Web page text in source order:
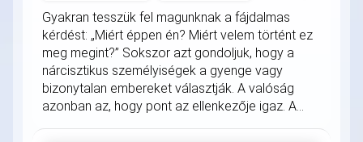
Gyakran tesszük fel magunknak a fájdalmas
kérdést: „Miért éppen én? Miért velem történt ez
meg megint?” Sokszor azt gondoljuk, hogy a
nárcisztikus személyiségek a gyenge vagy
bizonytalan embereket választják. A valóság
azonban az, hogy pont az ellenkezője igaz. A...